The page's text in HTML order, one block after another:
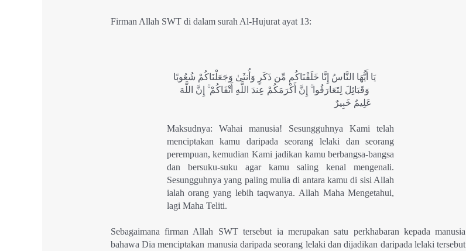
Firman Allah SWT di dalam surah Al-Hujurat ayat 13:
يَا أَيُّهَا النَّاسُ إِنَّا خَلَقْنَاكُم مِّن ذَكَرٍ وَأُنثَىٰ وَجَعَلْنَاكُمْ شُعُوبًا
وَقَبَائِلَ لِتَعَارَفُوا ۚ إِنَّ أَكْرَمَكُمْ عِندَ اللَّهِ أَتْقَاكُمْ ۚ إِنَّ اللَّهَ
عَلِيمٌ خَبِيرٌ
Maksudnya: Wahai manusia! Sesungguhnya Kami telah
menciptakan kamu daripada seorang lelaki dan seorang
perempuan, kemudian Kami jadikan kamu berbangsa-bangsa
dan bersuku-suku agar kamu saling kenal mengenali.
Sesungguhnya yang paling mulia di antara kamu di sisi Allah
ialah orang yang lebih taqwanya. Allah Maha Mengetahui,
lagi Maha Teliti.
Sebagaimana firman Allah SWT tersebut ia merupakan satu perkhabaran kepada manusia
bahawa Dia menciptakan manusia daripada seorang lelaki dan dijadikan daripada lelaki tersebut